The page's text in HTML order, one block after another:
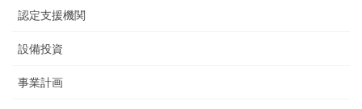
認定支援機関
設備投資
事業計画